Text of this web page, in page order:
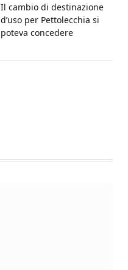
Il cambio di destinazione
d’uso per Pettolecchia si
poteva concedere